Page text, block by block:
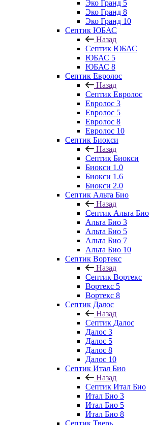
Эко Гранд 5
Эко Гранд 8
Эко Гранд 10
Септик ЮБАС
Назад
Септик ЮБАС
ЮБАС 5
ЮБАС 8
Септик Евролос
Назад
Септик Евролос
Евролос 3
Евролос 5
Евролос 8
Евролос 10
Септик Биокси
Назад
Септик Биокси
Биокси 1.0
Биокси 1.6
Биокси 2.0
Септик Альта Био
Назад
Септик Альта Био
Альта Био 3
Альта Био 5
Альта Био 7
Альта Био 10
Септик Вортекс
Назад
Септик Вортекс
Вортекс 5
Вортекс 8
Септик Далос
Назад
Септик Далос
Далос 3
Далос 5
Далос 8
Далос 10
Септик Итал Био
Назад
Септик Итал Био
Итал Био 3
Итал Био 5
Итал Био 8
Септик Тверь